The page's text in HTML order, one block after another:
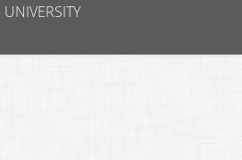
UNIVERSITY